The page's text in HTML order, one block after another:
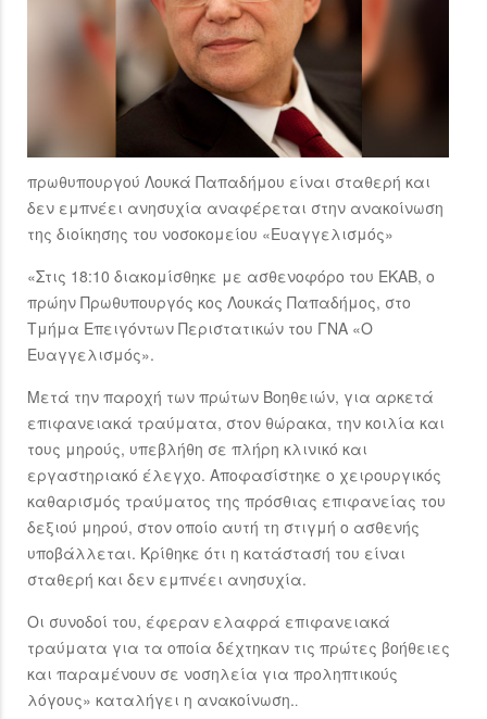
πρωθυπουργού Λουκά Παπαδήμου είναι σταθερή και
δεν εμπνέει ανησυχία αναφέρεται στην ανακοίνωση
της διοίκησης του νοσοκομείου «Ευαγγελισμός»
«Στις 18:10 διακομίσθηκε με ασθενοφόρο του ΕΚΑΒ, ο
πρώην Πρωθυπουργός κος Λουκάς Παπαδήμος, στο
Τμήμα Επειγόντων Περιστατικών του ΓΝΑ «Ο
Ευαγγελισμός».
Μετά την παροχή των πρώτων Βοηθειών, για αρκετά
επιφανειακά τραύματα, στον θώρακα, την κοιλία και
τους μηρούς, υπεβλήθη σε πλήρη κλινικό και
εργαστηριακό έλεγχο. Αποφασίστηκε ο χειρουργικός
καθαρισμός τραύματος της πρόσθιας επιφανείας του
δεξιού μηρού, στον οποίο αυτή τη στιγμή ο ασθενής
υποβάλλεται. Κρίθηκε ότι η κατάστασή του είναι
σταθερή και δεν εμπνέει ανησυχία.
Οι συνοδοί του, έφεραν ελαφρά επιφανειακά
τραύματα για τα οποία δέχτηκαν τις πρώτες βοήθειες
και παραμένουν σε νοσηλεία για προληπτικούς
λόγους» καταλήγει η ανακοίνωση..